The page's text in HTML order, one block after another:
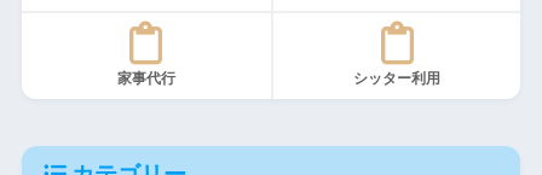
家事代行 シッター利用